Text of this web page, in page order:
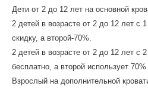
Дети от 2 до 12 лет на основной
2 детей в возрасте от 2 до 12 лет с
скидку, а второй-70%.
2 детей в возрасте от 2 до 12 лет с
бесплатно, а второй использует 70%
Взрослый на дополнительной